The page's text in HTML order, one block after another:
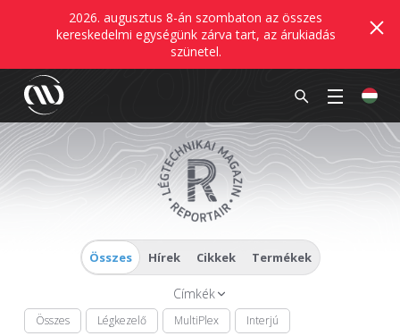
2026. augusztus 8-án szombaton az összes
kereskedelmi egységünk zárva tart, az árukiadás
szünetel.
Összes Hírek Cikkek Termékek
Címkék
Összes Légkezelő MultiPlex
Interjú